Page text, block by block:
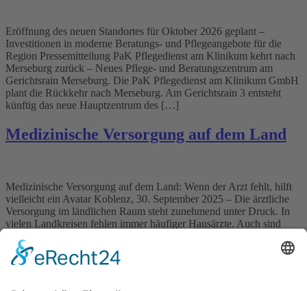
Eröffnung des neuen Standortes für Oktober 2026 geplant –
Investitionen in moderne Beratungs- und Pflegeangebote für die
Region Pressemitteilung PaK Pflegedienst am Klinikum kehrt nach
Merseburg zurück – Neues Pflege- und Beratungszentrum am
Gerichtsrain Merseburg. Die PaK Pflegedienst am Klinikum GmbH
plant die Rückkehr nach Merseburg. Am Gerichtsrain 3 entsteht
künftig das neue Hauptzentrum des […]
Medizinische Versorgung auf dem Land
Medizinische Versorgung auf dem Land: Wenn der Arzt fehlt, hilft
vielleicht ein Avatar Koblenz, 30. September 2025 – Die ärztliche
Versorgung im ländlichen Raum steht zunehmend unter Druck. In
vielen Landkreisen fehlen immer häufiger Hausärzte. Auch sind
finden. Für Patientinnen und Patienten bedeutet das: längere Wege,
[…]